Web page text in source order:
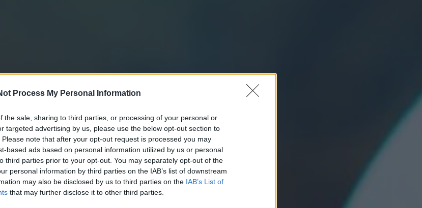
Process My Personal Information
the sale, sharing to third parties, or processing of your personal or
targeted advertising by us, please use the below opt-out section to
note that after your opt-out request is processed you may
based ads based on personal information utilized by us or personal
third parties prior to your opt-out. You may separately opt-out of the
personal information by third parties on the IAB’s list of downstream
may also be disclosed by us to third parties on the IAB’s List of
that may further disclose it to other third parties.